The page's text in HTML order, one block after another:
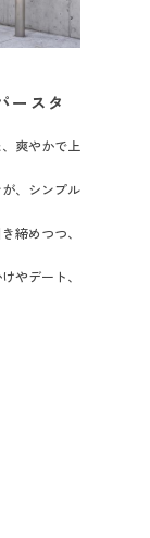
ースタ
爽やかで上
、シンプル
締めつつ、
やデート、